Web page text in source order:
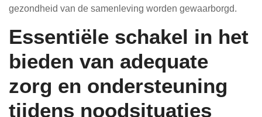
gezondheid van de samenleving worden gewaarborgd.
Essentiële schakel in het
bieden van adequate
zorg en ondersteuning
tijdens noodsituaties